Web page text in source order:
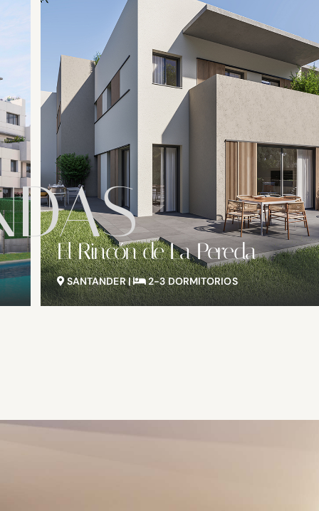
Residencial Bellavista
SANTANDER | 2 DORMITORIOS